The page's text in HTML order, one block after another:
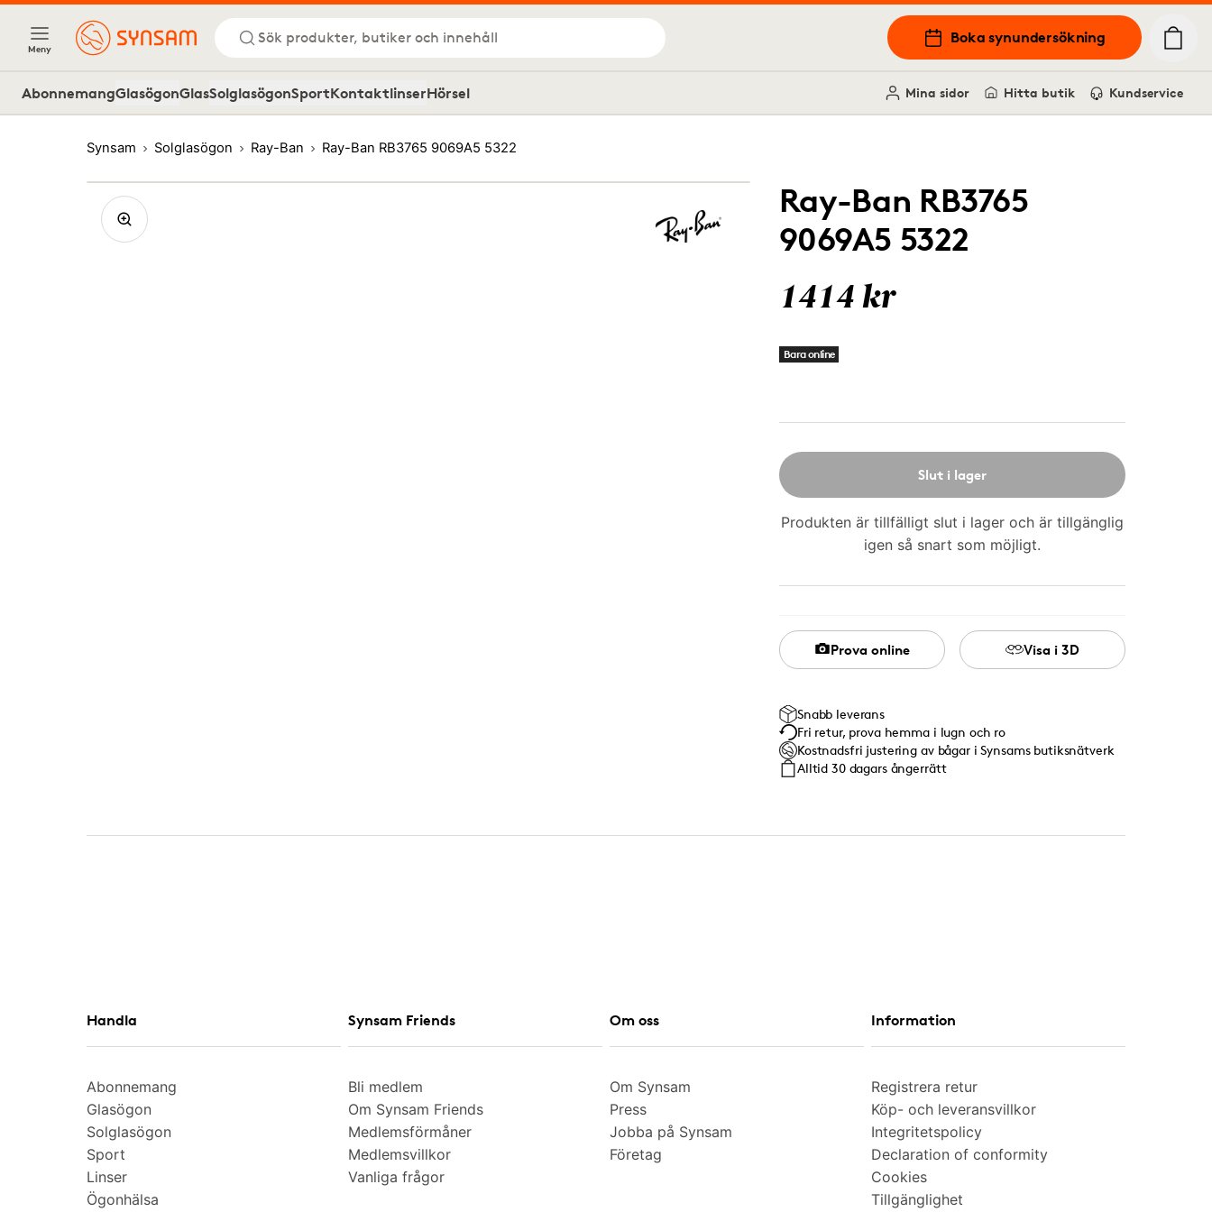
Meny
Sök produkter, butiker och innehåll Boka synundersökning
AbonnemangGlasögonGlasSolglasögonSportKontaktlinserHörsel Mina sidor Hitta butik Kundservice
Synsam Solglasögon Ray-Ban Ray-Ban RB3765 9069A5 5322
Ray-Ban RB3765
9069A5 5322
1414 kr
Bara online
Slut i lager
Produkten är tillfälligt slut i lager och är tillgänglig
igen så snart som möjligt.
Prova online Visa i 3D
Snabb leverans
Fri retur, prova hemma i lugn och ro
Kostnadsfri justering av bågar i Synsams butiksnätverk
Alltid 30 dagars ångerrätt
Handla
Abonnemang
Glasögon
Solglasögon
Sport
Linser
Ögonhälsa
Synsam Friends
Bli medlem
Om Synsam Friends
Medlemsförmåner
Medlemsvillkor
Vanliga frågor
Om oss
Om Synsam
Press
Jobba på Synsam
Företag
Information
Registrera retur
Köp- och leveransvillkor
Integritetspolicy
Declaration of conformity
Cookies
Tillgänglighet